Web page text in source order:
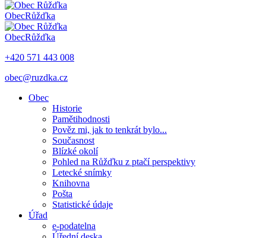
ObecRůžďka
ObecRůžďka
+420 571 443 008
obec@ruzdka.cz
Obec
Historie
Pamětihodnosti
Pověz mi, jak to tenkrát bylo...
Současnost
Blízké okolí
Pohled na Růžďku z ptačí perspektivy
Letecké snímky
Knihovna
Pošta
Statistické údaje
Úřad
e-podatelna